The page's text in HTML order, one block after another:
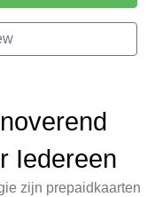
Iedereen
zijn prepaidkaarten